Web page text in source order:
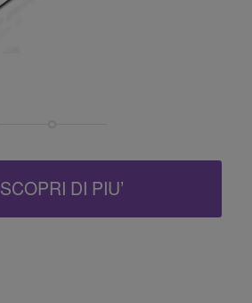
SCOPRI DI PIU’